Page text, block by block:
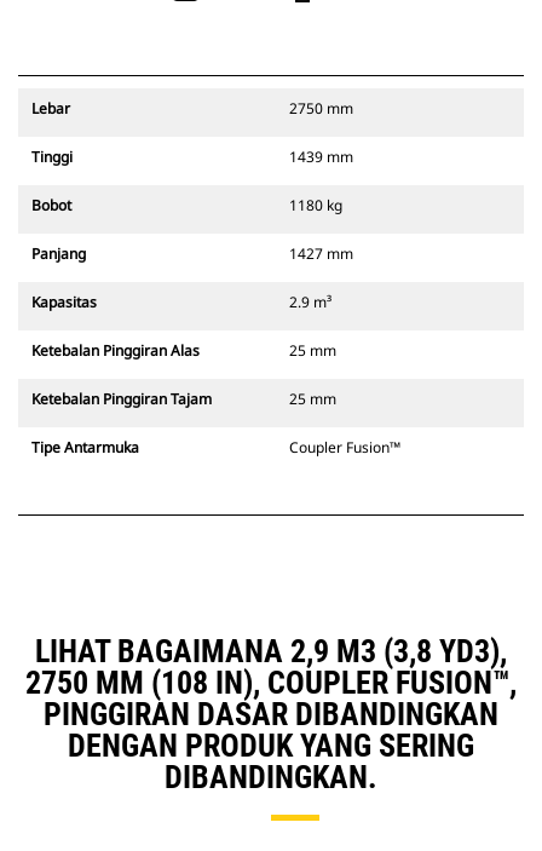
Lebar 2750 mm
Tinggi 1439 mm
Bobot 1180 kg
Panjang 1427 mm
Kapasitas 2.9 m³
Ketebalan Pinggiran Alas 25 mm
Ketebalan Pinggiran Tajam 25 mm
Tipe Antarmuka Coupler Fusion™
LIHAT BAGAIMANA 2,9 M3 (3,8 YD3),
2750 MM (108 IN), COUPLER FUSION™,
PINGGIRAN DASAR DIBANDINGKAN
DENGAN PRODUK YANG SERING
DIBANDINGKAN.